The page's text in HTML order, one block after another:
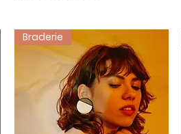
Braderie